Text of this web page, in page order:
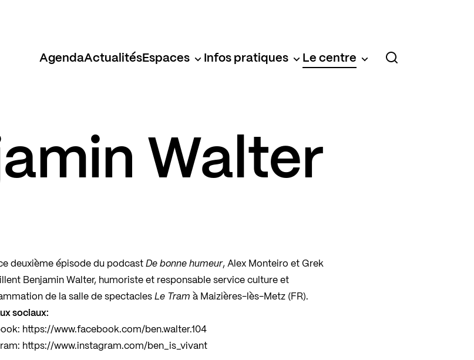
AgendaActualitésEspaces Infos pratiques Le centre
Walter
deuxième épisode du podcast De bonne humeur, Alex Monteiro et Grek
Benjamin Walter, humoriste et responsable service culture et
de la salle de spectacles Le Tram à Maizières-lès-Metz (FR).
sociaux:
https://www.facebook.com/ben.walter.104
https://www.instagram.com/ben_is_vivant